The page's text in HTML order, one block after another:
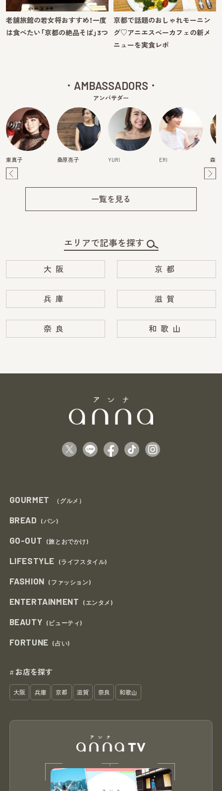
老舗旅館の若女将おすすめ！一度
は食べたい「京都の絶品そば」3つ
京都で話題のおしゃれモーニン
グ♡アニエスベーカフェの新メ
ニューを実食レポ
AMBASSADORS
アンバサダー
東真子 桑原亮子 YURI ERI 森映
一覧を見る
エリアで記事を探す
大阪 京都
兵庫 滋賀
奈良 和歌山
GOURMET （グルメ）
BREAD (パン)
GO-OUT (旅とおでかけ)
LIFESTYLE (ライフスタイル)
FASHION (ファッション)
ENTERTAINMENT (エンタメ)
BEAUTY (ビューティ)
FORTUNE (占い)
# お店を探す
大阪 兵庫 京都 滋賀 奈良 和歌山